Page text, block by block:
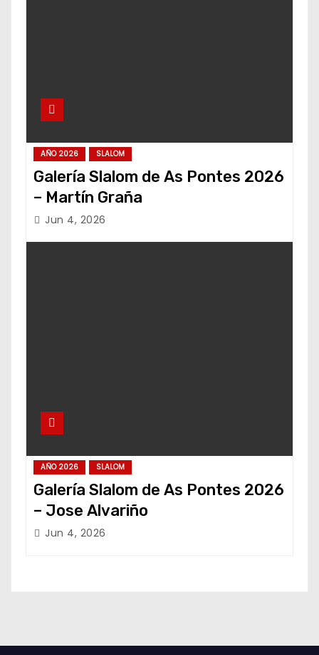
AÑO 2026 SLALOM
Galería Slalom de As Pontes 2026
– Martín Graña
Jun 4, 2026
AÑO 2026 SLALOM
Galería Slalom de As Pontes 2026
– Jose Alvariño
Jun 4, 2026